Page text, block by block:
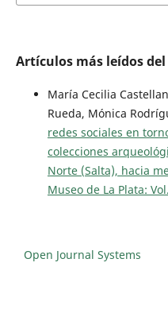
Artículos más leídos
María Cecilia
Rueda, Mónica
redes sociales en
colecciones
Norte (Salta), hacia
Museo de La Plata:
Open Journal Systems